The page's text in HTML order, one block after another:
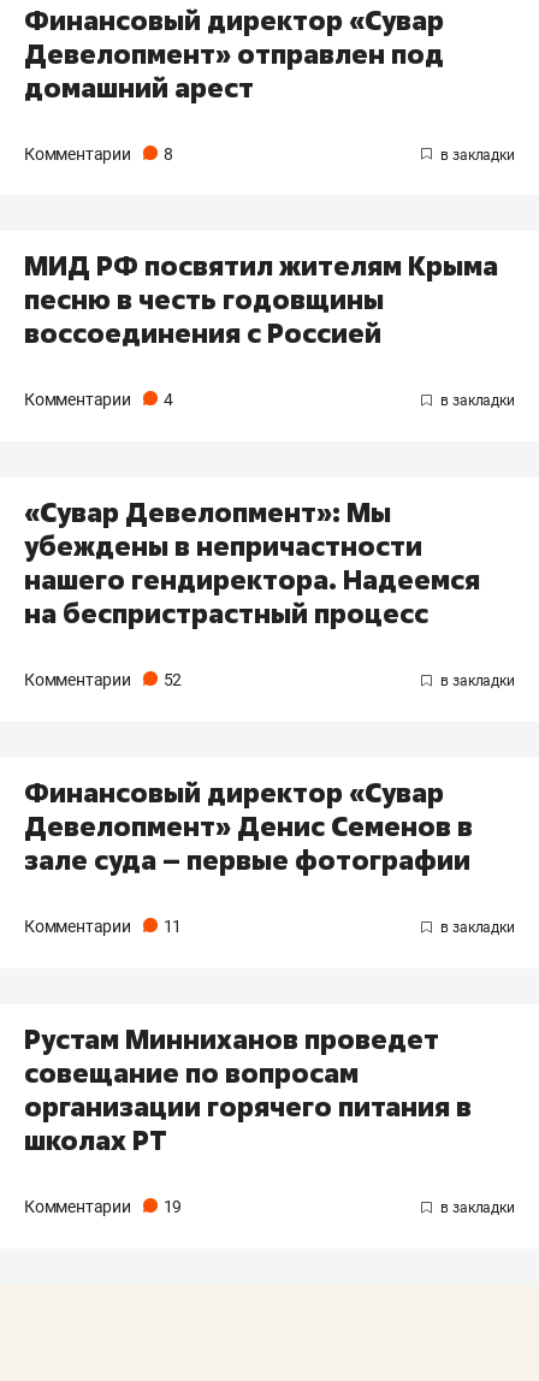
​Финансовый директор «Сувар
Девелопмент» отправлен под
домашний арест
Комментарии 8
​МИД РФ посвятил жителям Крыма
песню в честь годовщины
воссоединения с Россией
Комментарии 4
​«Сувар Девелопмент»: Мы
убеждены в непричастности
нашего гендиректора. Надеемся
на беспристрастный процесс
Комментарии 52
Финансовый директор «Сувар
Девелопмент» Денис Семенов в
зале суда – первые фотографии​
Комментарии 11
​Рустам Минниханов проведет
совещание по вопросам
организации горячего питания в
школах РТ
Комментарии 19